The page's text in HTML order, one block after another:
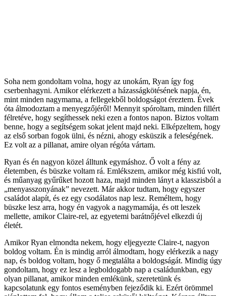
Soha nem gondoltam volna, hogy az unokám, Ryan így fog
cserbenhagyni. Amikor elérkezett a házasságkötésének napja, én,
mint minden nagymama, a fellegekből boldogságot éreztem. Évek
óta álmodoztam a menyegzőjéről! Mennyit spóroltam, minden fillért
félretéve, hogy segíthessek neki ezen a fontos napon. Biztos voltam
benne, hogy a segítségem sokat jelent majd neki. Elképzeltem, hogy
az első sorban fogok ülni, és nézni, ahogy esküszik a feleségének.
Ez volt az a pillanat, amire olyan régóta vártam.
Ryan és én nagyon közel álltunk egymáshoz. Ő volt a fény az
életemben, és büszke voltam rá. Emlékszem, amikor még kisfiú volt,
és műanyag gyűrűket hozott haza, majd minden lányt a klasszisból a
„menyasszonyának” nevezett. Már akkor tudtam, hogy egyszer
családot alapít, és ez egy csodálatos nap lesz. Reméltem, hogy
büszke lesz arra, hogy én vagyok a nagymamája, és ott leszek
mellette, amikor Claire-rel, az egyetemi barátnőjével elkezdi új
életét.
Amikor Ryan elmondta nekem, hogy eljegyezte Claire-t, nagyon
boldog voltam. Én is mindig arról álmodtam, hogy elérkezik a nagy
nap, és boldog voltam, hogy ő megtalálta a boldogságát. Mindig úgy
gondoltam, hogy ez lesz a legboldogabb nap a családunkban, egy
olyan pillanat, amikor minden emlékünk, szeretetünk és
kapcsolatunk egy fontos eseményben fejeződik ki. Ezért örömmel